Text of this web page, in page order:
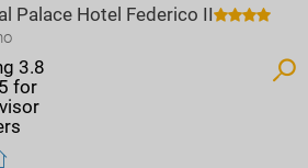
Palace Hotel Federico II